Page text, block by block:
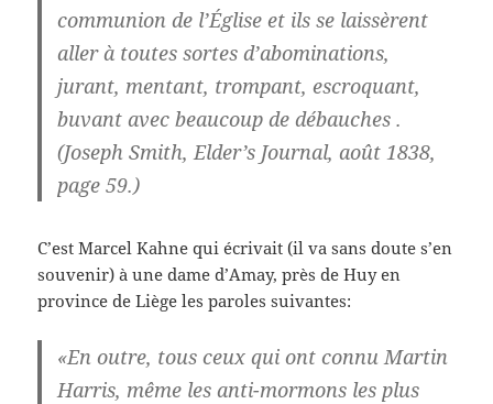
communion de l’Église et ils se laissèrent
aller à toutes sortes d’abominations,
jurant, mentant, trompant, escroquant,
buvant avec beaucoup de débauches .
(Joseph Smith, Elder’s Journal, août 1838,
page 59.)
C’est Marcel Kahne qui écrivait (il va sans doute s’en
souvenir) à une dame d’Amay, près de Huy en
province de Liège les paroles suivantes:
«En outre, tous ceux qui ont connu Martin
Harris, même les anti-mormons les plus